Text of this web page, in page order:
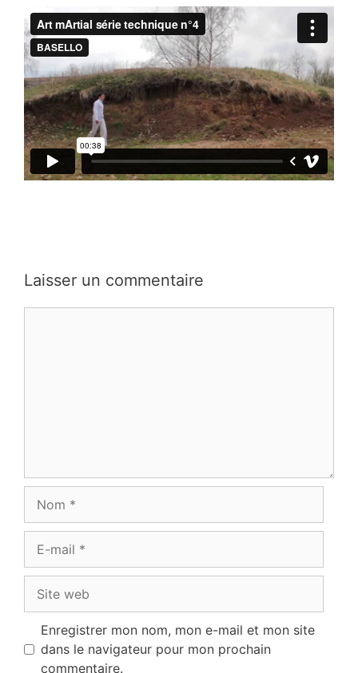
Laisser un commentaire
mail
web
Enregistrer mon nom, mon e-mail et mon site
dans le navigateur pour mon prochain
commentaire.